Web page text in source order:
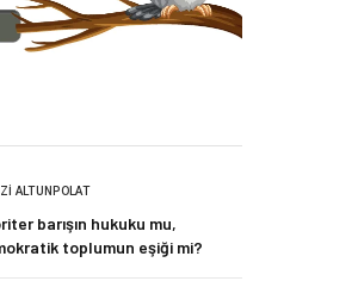
ALTUNPOLAT
barışın hukuku mu,
toplumun eşiği mi?